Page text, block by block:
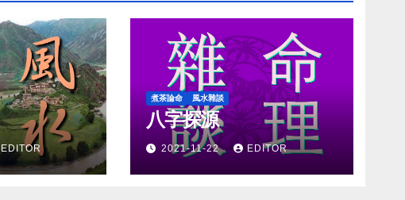
EDITOR
煮茶論命 風水雜談
八字探源
2021-11-22 EDITOR